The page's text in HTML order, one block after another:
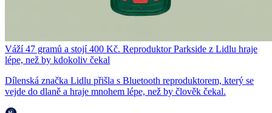
Váží 47 gramů a stojí 400 Kč. Reproduktor Parkside z Lidlu hraje
lépe, než by kdokoliv čekal
Dílenská značka Lidlu přišla s Bluetooth reproduktorem, který se
vejde do dlaně a hraje mnohem lépe, než by člověk čekal.